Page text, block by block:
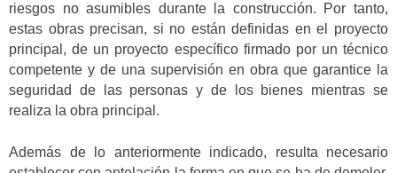
riesgos no asumibles durante la construcción. Por tanto,
estas obras precisan, si no están definidas en el proyecto
principal, de un proyecto específico firmado por un técnico
competente y de una supervisión en obra que garantice la
seguridad de las personas y de los bienes mientras se
realiza la obra principal.
Además de lo anteriormente indicado, resulta necesario